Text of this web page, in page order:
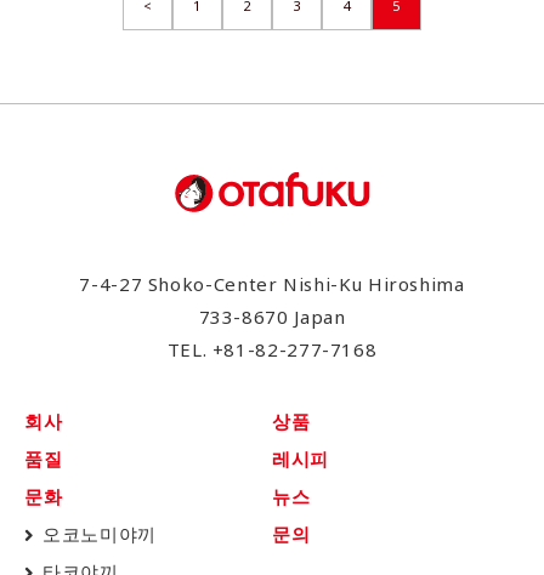
< 1 2 3 4 5
7-4-27 Shoko-Center Nishi-Ku Hiroshima
733-8670 Japan
TEL. +81-82-277-7168
회사
품질
상품
레시피
문화
오코노미야끼
뉴스
문의